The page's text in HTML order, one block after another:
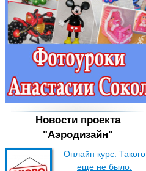
Новости проекта
"Аэродизайн"
Онлайн курс. Такого
еще не было.